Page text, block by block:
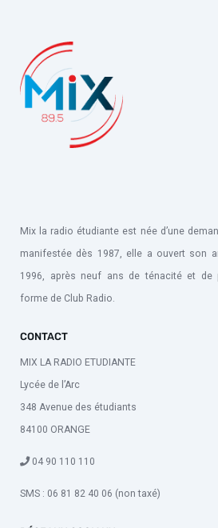
Mix la radio étudiante est née d’une
manifestée dès 1987, elle a ouvert son
1996, après neuf ans de ténacité et de
forme de Club Radio.
CONTACT
MIX LA RADIO ETUDIANTE
Lycée de l’Arc
348 Avenue des étudiants
84100 ORANGE
04 90 110 110
SMS : 06 81 82 40 06 (non taxé)